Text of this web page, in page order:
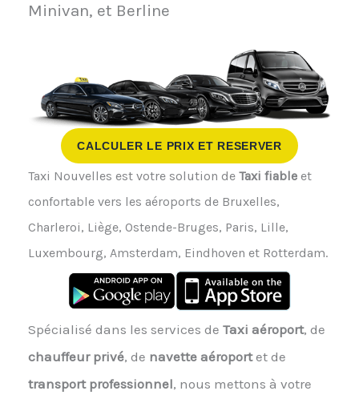
Minivan, et Berline
CALCULER LE PRIX ET RESERVER
Taxi Nouvelles est votre solution de Taxi fiableet
confortable vers les aéroports de Bruxelles,
Charleroi, Liège, Ostende-Bruges, Paris, Lille,
Luxembourg, Amsterdam, Eindhoven et Rotterdam.
Spécialisé dans les services de Taxi aéroport, de
chauffeur privé, de navette aéroportet de
transport professionnel, nous mettons à votre